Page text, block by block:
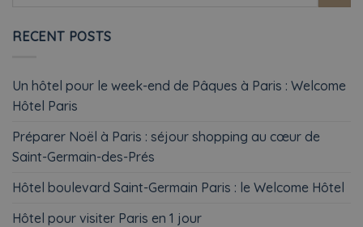
RECENT POSTS
Un hôtel pour le week-end de Pâques à Paris : Welcome
Hôtel Paris
Préparer Noël à Paris : séjour shopping au cœur de
Saint-Germain-des-Prés
Hôtel boulevard Saint-Germain Paris : le Welcome Hôtel
Hôtel pour visiter Paris en 1 jour